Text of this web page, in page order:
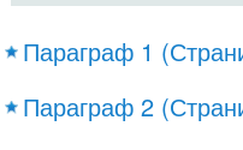
Параграф 1
Параграф 2